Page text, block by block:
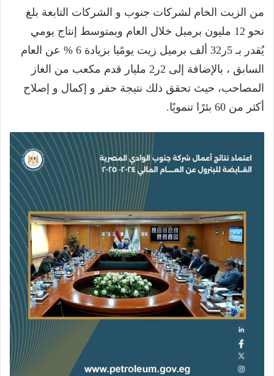
من الزيت الخام لشركات جنوب و الشركات التابعة بلغ
نحو 12 مليون برميل خلال العام وبمتوسط إنتاج يومي
يُقدر بـ 5ر32 ألف برميل زيت يومًيا بزيادة 6 % عن العام
السابق ، بالإضافة إلى 2ر2 مليار قدم مكعب من الغاز
المصاحب، حيث تحقق ذلك نتيجة حفر و إكمال و إصلاح
أكثر من 60 بئرًا تنمويًا.